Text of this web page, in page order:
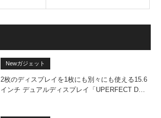
Newガジェット
2枚のディスプレイを1枚にも別々にも使える15.6
インチ デュアルディスプレイ「UPERFECT D…